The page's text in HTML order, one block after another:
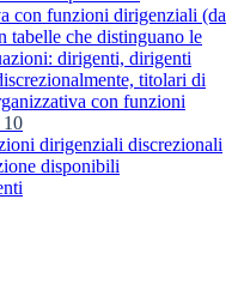
con funzioni dirigenziali (da
tabelle che distinguano le
dirigenti, dirigenti
titolari di
con funzioni
10
dirigenziali discrezionali
disponibili